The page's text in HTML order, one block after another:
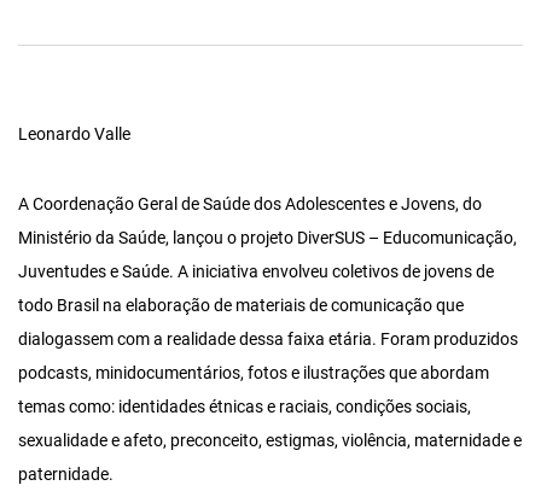
Leonardo Valle
A Coordenação Geral de Saúde dos Adolescentes e Jovens, do
Ministério da Saúde, lançou o projeto DiverSUS – Educomunicação,
Juventudes e Saúde. A iniciativa envolveu coletivos de jovens de
todo Brasil na elaboração de materiais de comunicação que
dialogassem com a realidade dessa faixa etária. Foram produzidos
podcasts, minidocumentários, fotos e ilustrações que abordam
temas como: identidades étnicas e raciais, condições sociais,
sexualidade e afeto, preconceito, estigmas, violência, maternidade e
paternidade.